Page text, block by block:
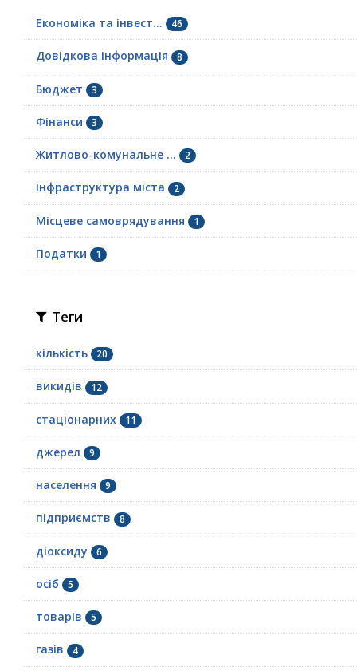
Економіка та інвест... 46
Довідкова інформація 8
Бюджет 3
Фінанси 3
Житлово-комунальне ... 2
Інфраструктура міста 2
Місцеве самоврядування 1
Податки 1
Теги
кількість 20
викидів 12
стаціонарних 11
джерел 9
населення 9
підприємств 8
діоксиду 6
осіб 5
товарів 5
газів 4